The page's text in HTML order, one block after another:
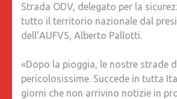
Strada ODV, delegato per la
tutto il territorio nazionale dal
dell’AUFVS, Alberto Pallotti.
«Dopo la pioggia, le nostre strade
pericolosissime. Succede in tutta
giorni che non arrivino notizie in